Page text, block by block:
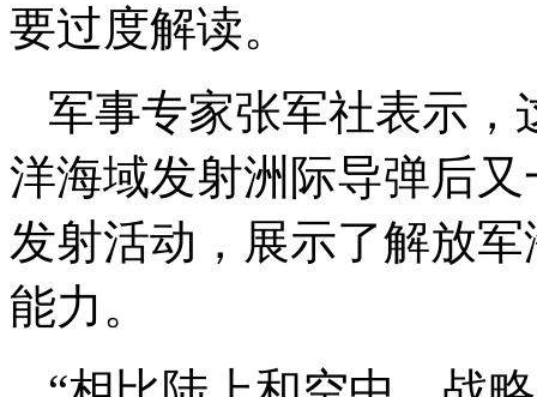
要过度解读。
军事专家张军社表示，
洋海域发射洲际导弹后
发射活动，展示了解放
能力。